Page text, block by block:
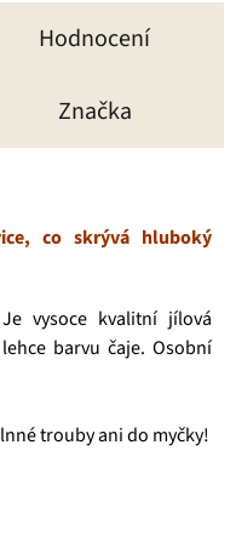
Hodnocení
Značka
co skrývá hluboký
vysoce kvalitní jílová
barvu čaje. Osobní
trouby ani do myčky!